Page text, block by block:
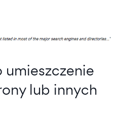
umieszczenie
lub innych